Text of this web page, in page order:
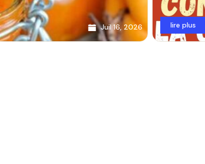
Juil 16, 2026 lire plus